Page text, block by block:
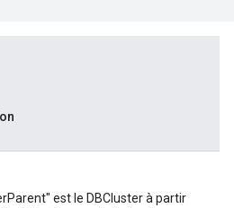
est le DBCluster à partir